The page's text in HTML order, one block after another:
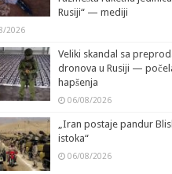
Rusiji“ — mediji
2026
Veliki skandal sa
dronova u Rusiji —
hapšenja
06/08/2026
„Iran postaje pandur
istoka“
06/08/2026